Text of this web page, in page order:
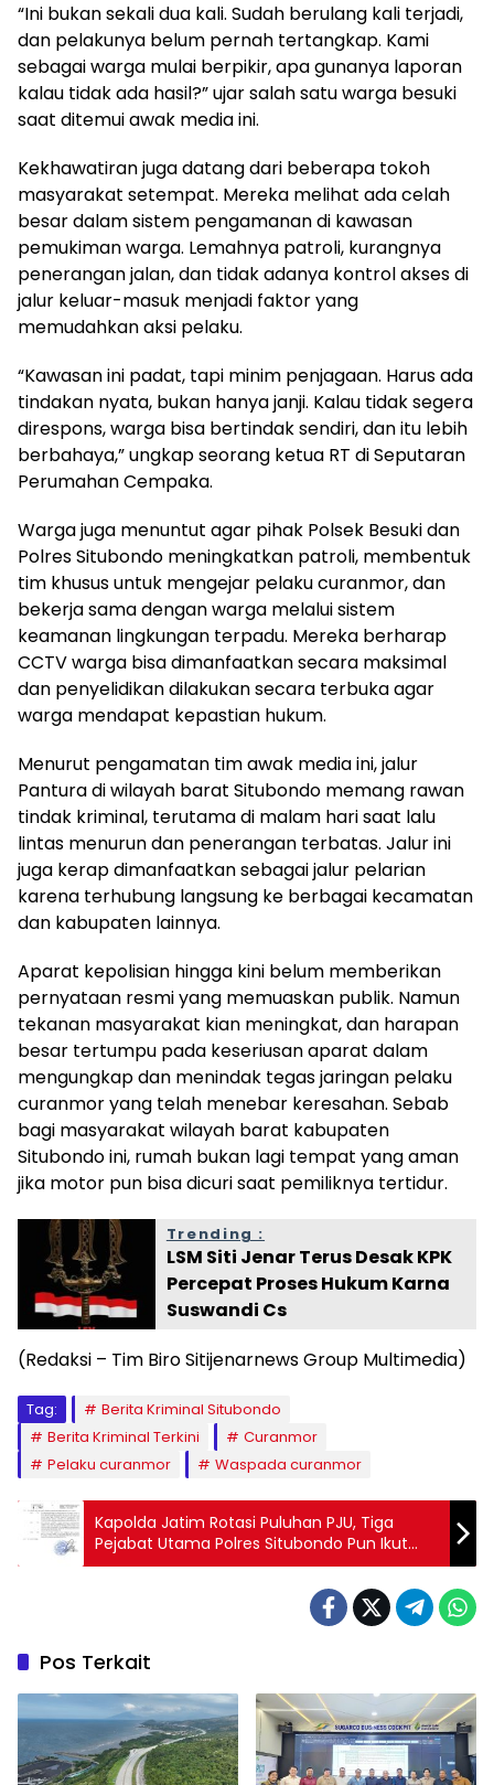
“Ini bukan sekali dua kali. Sudah berulang kali terjadi,
dan pelakunya belum pernah tertangkap. Kami
sebagai warga mulai berpikir, apa gunanya laporan
kalau tidak ada hasil?” ujar salah satu warga besuki
saat ditemui awak media ini.
Kekhawatiran juga datang dari beberapa tokoh
masyarakat setempat. Mereka melihat ada celah
besar dalam sistem pengamanan di kawasan
pemukiman warga. Lemahnya patroli, kurangnya
penerangan jalan, dan tidak adanya kontrol akses di
jalur keluar-masuk menjadi faktor yang
memudahkan aksi pelaku.
“Kawasan ini padat, tapi minim penjagaan. Harus ada
tindakan nyata, bukan hanya janji. Kalau tidak segera
direspons, warga bisa bertindak sendiri, dan itu lebih
berbahaya,” ungkap seorang ketua RT di Seputaran
Perumahan Cempaka.
Warga juga menuntut agar pihak Polsek Besuki dan
Polres Situbondo meningkatkan patroli, membentuk
tim khusus untuk mengejar pelaku curanmor, dan
bekerja sama dengan warga melalui sistem
keamanan lingkungan terpadu. Mereka berharap
CCTV warga bisa dimanfaatkan secara maksimal
dan penyelidikan dilakukan secara terbuka agar
warga mendapat kepastian hukum.
Menurut pengamatan tim awak media ini, jalur
Pantura di wilayah barat Situbondo memang rawan
tindak kriminal, terutama di malam hari saat lalu
lintas menurun dan penerangan terbatas. Jalur ini
juga kerap dimanfaatkan sebagai jalur pelarian
karena terhubung langsung ke berbagai kecamatan
dan kabupaten lainnya.
Aparat kepolisian hingga kini belum memberikan
pernyataan resmi yang memuaskan publik. Namun
tekanan masyarakat kian meningkat, dan harapan
besar tertumpu pada keseriusan aparat dalam
mengungkap dan menindak tegas jaringan pelaku
curanmor yang telah menebar keresahan. Sebab
bagi masyarakat wilayah barat kabupaten
Situbondo ini, rumah bukan lagi tempat yang aman
jika motor pun bisa dicuri saat pemiliknya tertidur.
Trending :
LSM Siti Jenar Terus Desak KPK
Percepat Proses Hukum Karna
Suswandi Cs
(Redaksi – Tim Biro Sitijenarnews Group Multimedia)
Tag:
Berita Kriminal Situbondo
Berita Kriminal Terkini
Curanmor
Pelaku curanmor
Waspada curanmor
Kapolda Jatim Rotasi Puluhan PJU, Tiga
Pejabat Utama Polres Situbondo Pun Ikut
Dimutasi
Pos Terkait